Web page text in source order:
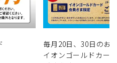
毎月20日、30日のお
イオンゴールドカー